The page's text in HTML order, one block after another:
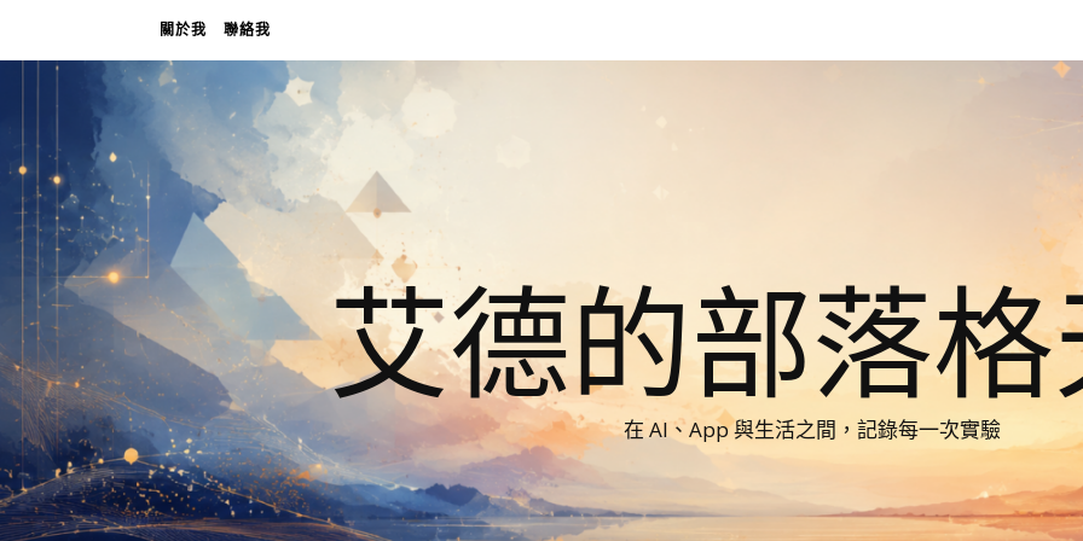
關於我 聯絡我
艾德的部落
在 AI、App 與生活之間，記錄每一次實驗